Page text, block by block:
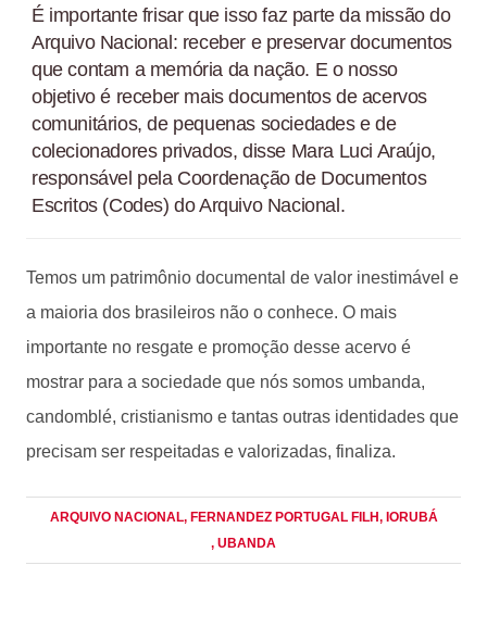
É importante frisar que isso faz parte da missão do
Arquivo Nacional: receber e preservar documentos
que contam a memória da nação. E o nosso
objetivo é receber mais documentos de acervos
comunitários, de pequenas sociedades e de
colecionadores privados, disse Mara Luci Araújo,
responsável pela Coordenação de Documentos
Escritos (Codes) do Arquivo Nacional.
Temos um patrimônio documental de valor inestimável e
a maioria dos brasileiros não o conhece. O mais
importante no resgate e promoção desse acervo é
mostrar para a sociedade que nós somos umbanda,
candomblé, cristianismo e tantas outras identidades que
precisam ser respeitadas e valorizadas, finaliza.
ARQUIVO NACIONAL, FERNANDEZ PORTUGAL FILH, IORUBÁ
, UBANDA